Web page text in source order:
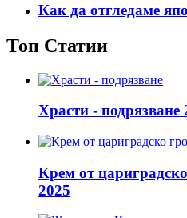
Как да отгледаме
Топ Статии
Храсти - подрязване
Крем от
2025